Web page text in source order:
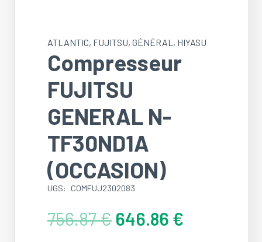
ATLANTIC, FUJITSU, GÉNÉRAL , HIYASU
Compresseur
FUJITSU
GENERAL N-
TF30ND1A
(OCCASION)
UGS: COMFUJ2302083
756.87€ Le
prix
646.86 €